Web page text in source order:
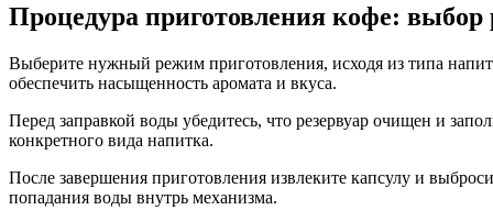
Процедура приготовления кофе: выбор
Выберите нужный режим приготовления, исходя из типа
обеспечить насыщенность аромата и вкуса.
Перед заправкой воды убедитесь, что резервуар очищен и
конкретного вида напитка.
После завершения приготовления извлеките капсулу и
попадания воды внутрь механизма.